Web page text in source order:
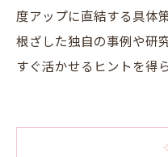
度アップに直結する具体
根ざした独自の事例や研
すぐ活かせるヒントを得